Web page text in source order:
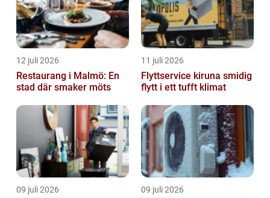
12 juli 2026
Restaurang i Malmö: En
stad där smaker möts
11 juli 2026
Flyttservice kiruna smidig
flytt i ett tufft klimat
09 juli 2026 09 juli 2026